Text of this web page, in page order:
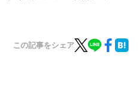
この記事をシェア